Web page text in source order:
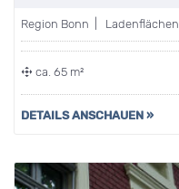
Region Bonn | Ladenflächen
ca. 65 m²
DETAILS ANSCHAUEN »